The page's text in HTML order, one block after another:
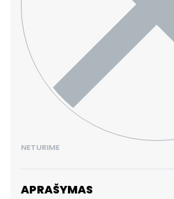
NETURIME
APRAŠYMAS